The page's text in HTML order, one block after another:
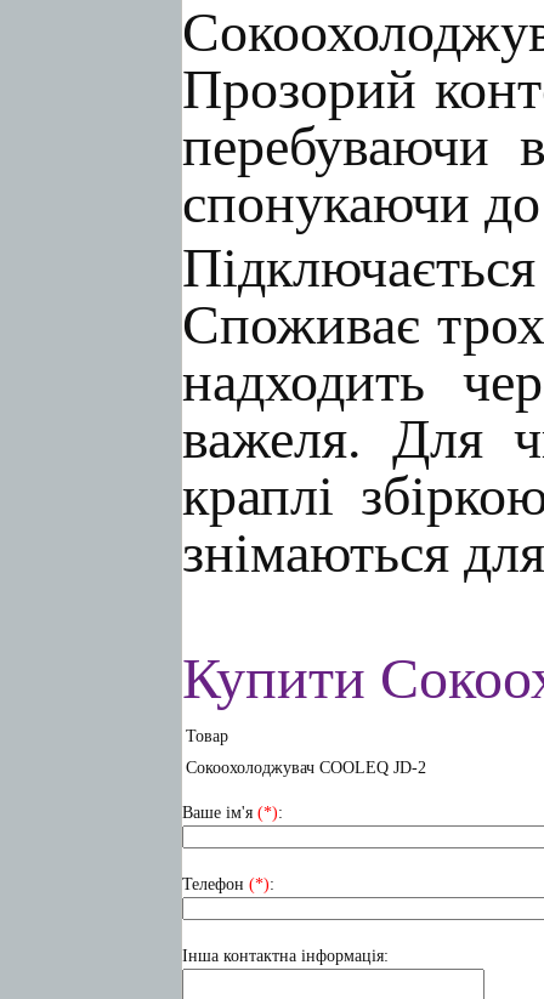
Прозорий
перебуваючи
спонукаючи
Споживає
надходить
важеля. Для
краплі
знімаються
Купити
Товар
Сокоохолоджувач COOLEQ JD-2
Ваше ім'я (*):
Телефон (*):
Інша контактна інформація: